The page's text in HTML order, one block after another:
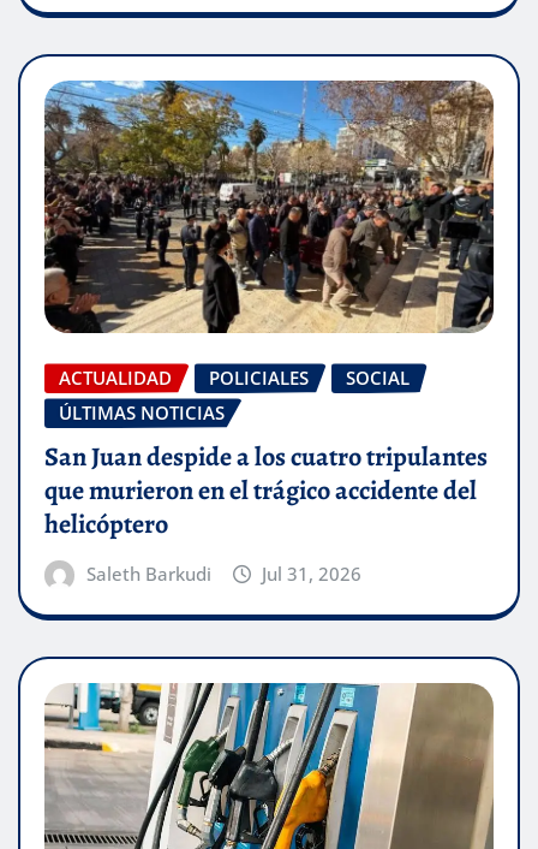
ACTUALIDAD POLICIALES
SOCIAL
ÚLTIMAS NOTICIAS
San Juan despide a los cuatro tripulantes
que murieron en el trágico accidente del
helicóptero
Saleth Barkudi Jul 31, 2026